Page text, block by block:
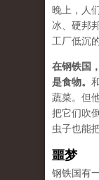
晚上，人
冰、硬邦
工厂低沉
在钢铁国
是食物。
蔬菜。但
把它们吹
虫子也能
噩梦
钢铁国有